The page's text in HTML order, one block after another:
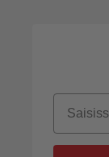
Email